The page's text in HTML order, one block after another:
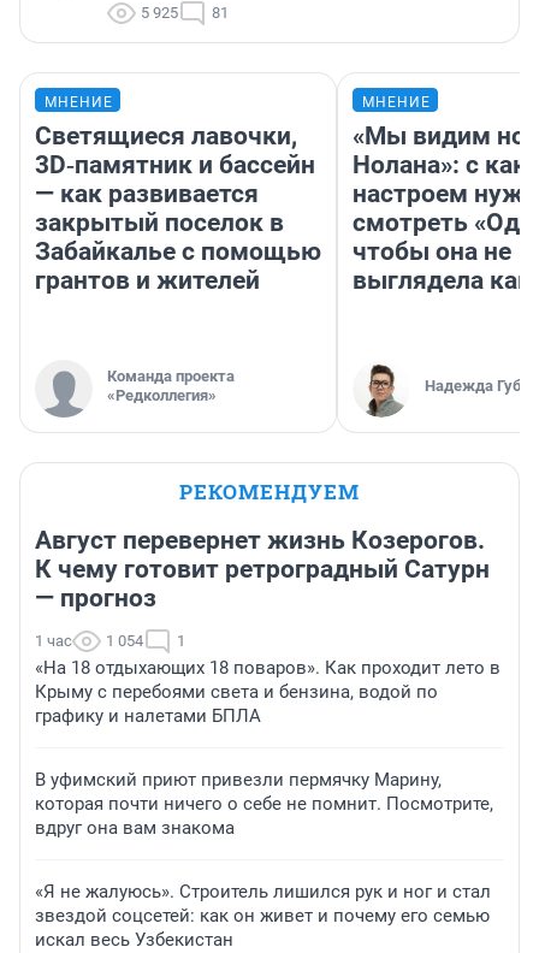
5 925 81
МНЕНИЕ
Светящиеся лавочки,
3D‑памятник и бассейн
— как развивается
закрытый поселок в
Забайкалье с помощью
грантов и жителей
Команда проекта
«Редколлегия»
МНЕНИЕ
«Мы видим
Нолана»: с
настроем
смотреть
чтобы она не
выглядела как
Надежда
РЕКОМЕНДУЕМ
Август перевернет жизнь Козерогов.
К чему готовит ретроградный Сатурн
— прогноз
1 час 1 054 1
«На 18 отдыхающих 18 поваров». Как проходит лето в
Крыму с перебоями света и бензина, водой по
графику и налетами БПЛА
В уфимский приют привезли пермячку Марину,
которая почти ничего о себе не помнит. Посмотрите,
вдруг она вам знакома
«Я не жалуюсь». Строитель лишился рук и ног и стал
звездой соцсетей: как он живет и почему его семью
искал весь Узбекистан